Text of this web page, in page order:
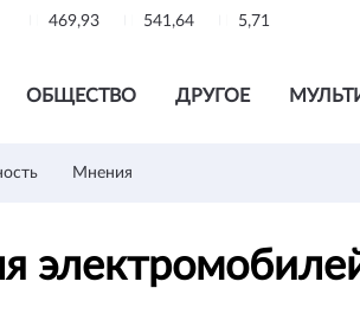
469,93 541,64 5,71
ОБЩЕСТВО ДРУГОЕ
Мнения